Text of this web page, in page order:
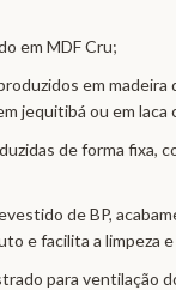
em MDF Cru;
em
jequitibá ou em laca
de forma fixa,
de BP,
e facilita a limpeza
para ventilação